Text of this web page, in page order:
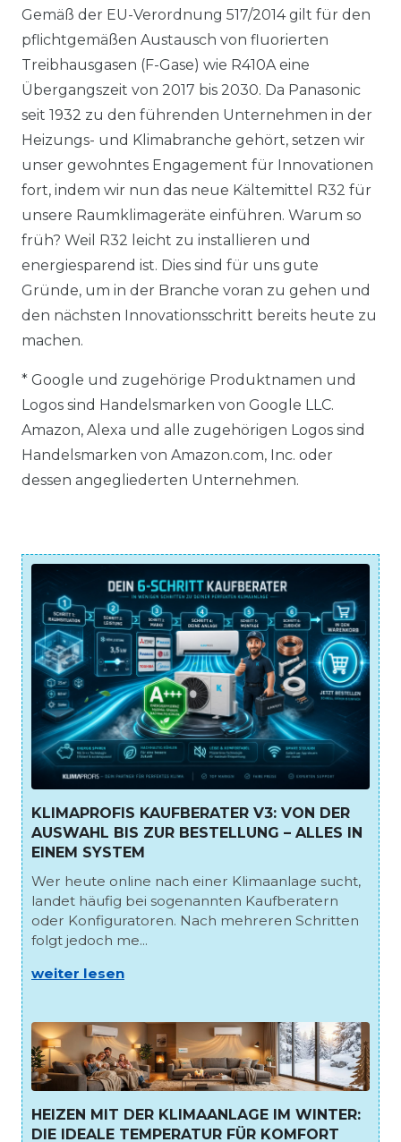
Gemäß der EU-Verordnung 517/2014 gilt für den
pflichtgemäßen Austausch von fluorierten
Treibhausgasen (F-Gase) wie R410A eine
Übergangszeit von 2017 bis 2030. Da Panasonic
seit 1932 zu den führenden Unternehmen in der
Heizungs- und Klimabranche gehört, setzen wir
unser gewohntes Engagement für Innovationen
fort, indem wir nun das neue Kältemittel R32 für
unsere Raumklimageräte einführen. Warum so
früh? Weil R32 leicht zu installieren und
energiesparend ist. Dies sind für uns gute
Gründe, um in der Branche voran zu gehen und
den nächsten Innovationsschritt bereits heute zu
machen.
* Google und zugehörige Produktnamen und
Logos sind Handelsmarken von Google LLC.
Amazon, Alexa und alle zugehörigen Logos sind
Handelsmarken von Amazon.com, Inc. oder
dessen angegliederten Unternehmen.
KLIMAPROFIS KAUFBERATER V3: VON DER
AUSWAHL BIS ZUR BESTELLUNG – ALLES IN
EINEM SYSTEM
Wer heute online nach einer Klimaanlage sucht,
landet häufig bei sogenannten Kaufberatern
oder Konfiguratoren. Nach mehreren Schritten
folgt jedoch me...
weiter lesen
HEIZEN MIT DER KLIMAANLAGE IM WINTER:
DIE IDEALE TEMPERATUR FÜR KOMFORT